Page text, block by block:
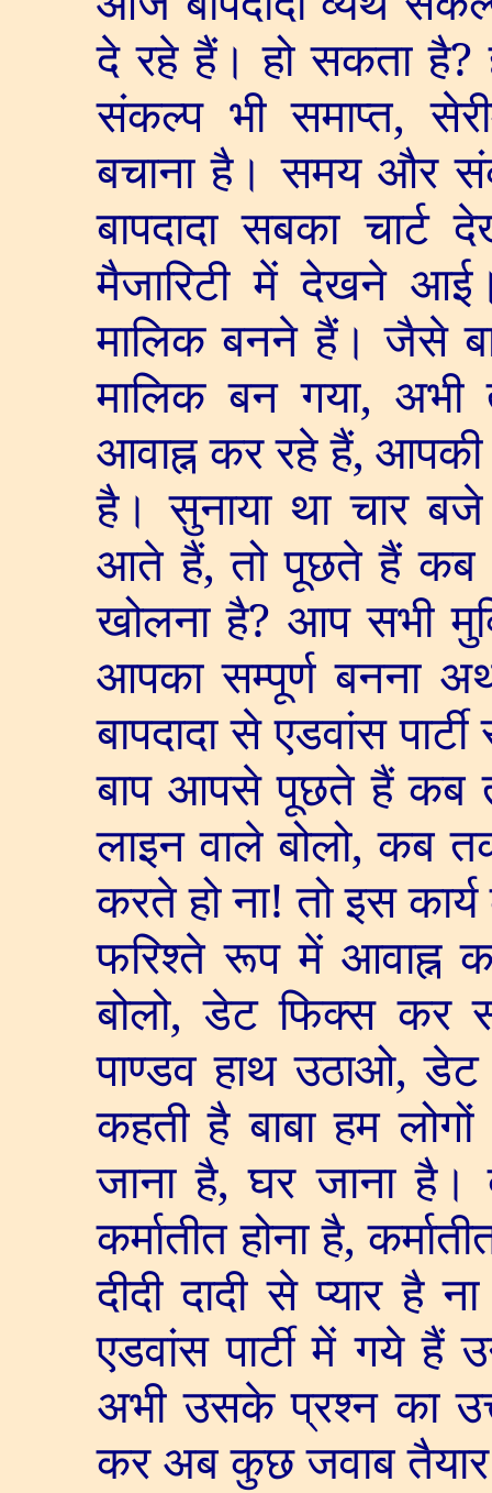
दे रहे हैं। हो सकता है?
संकल्प भी समाप्त,
बचाना है। समय और
बापदादा सबका
मैजारिटी में देखने
मालिक बनने हैं। जैसे
मालिक बन गया, अभी
आवाह्न कर रहे हैं, आपकी
है। सुनाया था चार बजे
आते हैं,तो पूछते हैं कब
खोलना है? आप सभी
आपका सम्पूर्ण बनना
बापदादा से एडवांस
बाप आपसे पूछते हैं कब
लाइन वाले बोलो,कब
करते हो ना! तो इस
फरिश्ते रूप में आवाह्न
बोलो,डेट फिक्स कर
पाण्डव हाथ उठाओ,डेट
कहती है बाबा हम
जाना है,घर जाना है।
कर्मातीत होना है,
दीदी दादी से प्यार है
एडवांस पार्टी में गये
अभी उसके प्रश्न का
कर अब कुछ जवाब